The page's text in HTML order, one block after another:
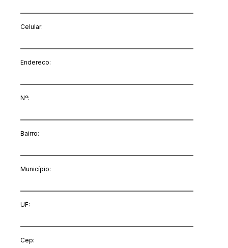
Celular:
Endereco:
Nº:
Bairro:
Município:
UF:
Cep: